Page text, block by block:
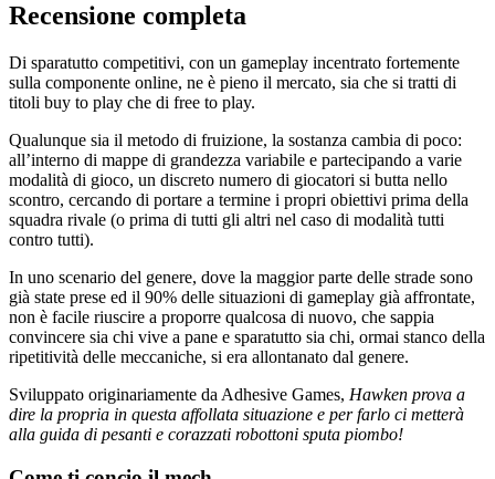
Recensione completa
Di sparatutto competitivi, con un gameplay incentrato fortemente
sulla componente online, ne è pieno il mercato, sia che si tratti di
titoli buy to play che di free to play.
Qualunque sia il metodo di fruizione, la sostanza cambia di poco:
all’interno di mappe di grandezza variabile e partecipando a varie
modalità di gioco, un discreto numero di giocatori si butta nello
scontro, cercando di portare a termine i propri obiettivi prima della
squadra rivale (o prima di tutti gli altri nel caso di modalità tutti
contro tutti).
In uno scenario del genere, dove la maggior parte delle strade sono
già state prese ed il 90% delle situazioni di gameplay già affrontate,
non è facile riuscire a proporre qualcosa di nuovo, che sappia
convincere sia chi vive a pane e sparatutto sia chi, ormai stanco della
ripetitività delle meccaniche, si era allontanato dal genere.
Sviluppato originariamente da Adhesive Games, Hawken prova a
dire la propria in questa affollata situazione e per farlo ci metterà
alla guida di pesanti e corazzati robottoni sputa piombo!